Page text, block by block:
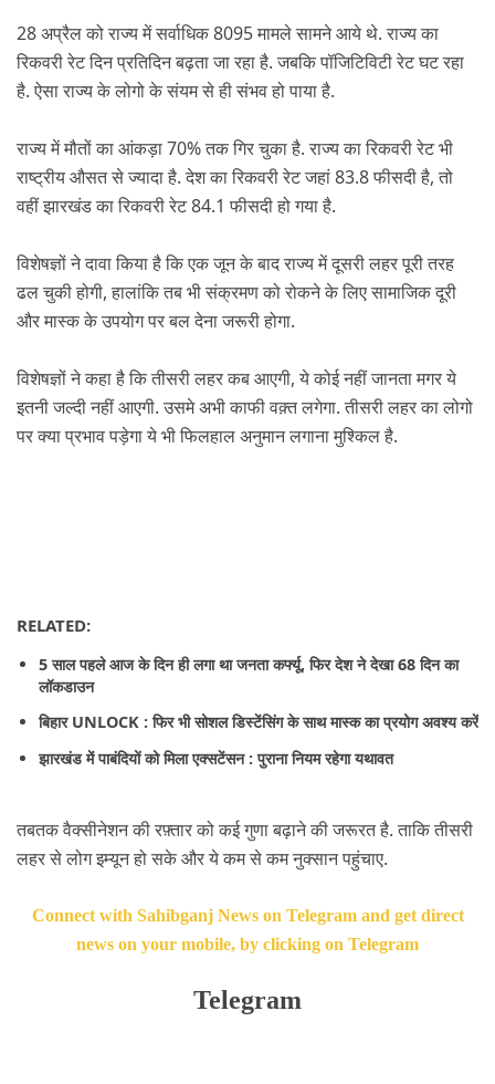
28 अप्रैल को राज्य में सर्वाधिक 8095 मामले सामने आये थे. राज्य का
है. ऐसा राज्य के लोगो के संयम से ही संभव हो पाया है.
राज्य में मौतों का आंकड़ा 70% तक गिर चुका है. राज्य का रिकवरी रेट भी
राष्ट्रीय औसत से ज्यादा है. देश का रिकवरी रेट जहां 83.8 फीसदी है, तो
वहीं झारखंड का रिकवरी रेट 84.1 फीसदी हो गया है.
विशेषज्ञों ने दावा किया है कि एक जून के बाद राज्य में दूसरी लहर पूरी तरह
ढल चुकी होगी, हालांकि तब भी संक्रमण को रोकने के लिए सामाजिक दूरी
और मास्क के उपयोग पर बल देना जरूरी होगा.
विशेषज्ञों ने कहा है कि तीसरी लहर कब आएगी, ये कोई नहीं जानता मगर ये
इतनी जल्दी नहीं आएगी. उसमे अभी काफी वक़्त लगेगा. तीसरी लहर का लोगो
पर क्या प्रभाव पड़ेगा ये भी फिलहाल अनुमान लगाना मुश्किल है.
RELATED:
5 साल पहले आज के दिन ही लगा था जनता कर्फ्यू, फिर देश ने देखा 68 दिन का
लॉकडाउन
बिहार UNLOCK : फिर भी सोशल डिस्टेंसिंग के साथ मास्क का प्रयोग अवश्य करें
झारखंड में पाबंदियों को मिला एक्सटेंसन : पुराना नियम रहेगा यथावत
तबतक वैक्सीनेशन की रफ़्तार को कई गुणा बढ़ाने की जरूरत है. ताकि तीसरी
लहर से लोग इम्यून हो सके और ये कम से कम नुक्सान पहुंचाए.
Connect with Sahibganj News on Telegram and get direct
news on your mobile, by clicking on Telegram
Telegram